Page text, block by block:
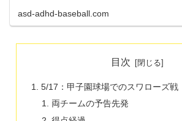
asd-adhd-baseball.com
目次
5/17：甲子園球場でのスワローズ戦
両チームの予告先発